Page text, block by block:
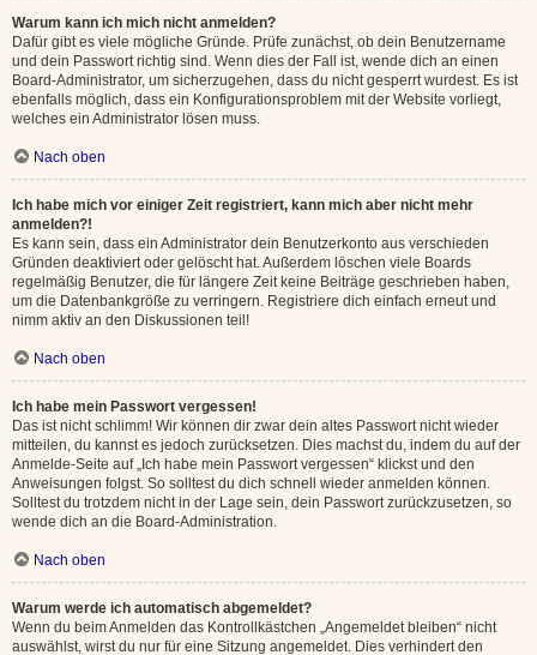
Warum kann ich mich nicht anmelden?
Dafür gibt es viele mögliche Gründe. Prüfe zunächst, ob dein Benutzername
und dein Passwort richtig sind. Wenn dies der Fall ist, wende dich an einen
Board-Administrator, um sicherzugehen, dass du nicht gesperrt wurdest. Es ist
ebenfalls möglich, dass ein Konfigurationsproblem mit der Website vorliegt,
welches ein Administrator lösen muss.
Nach oben
Ich habe mich vor einiger Zeit registriert, kann mich aber nicht mehr
anmelden?!
Es kann sein, dass ein Administrator dein Benutzerkonto aus verschieden
Gründen deaktiviert oder gelöscht hat. Außerdem löschen viele Boards
regelmäßig Benutzer, die für längere Zeit keine Beiträge geschrieben haben,
um die Datenbankgröße zu verringern. Registriere dich einfach erneut und
nimm aktiv an den Diskussionen teil!
Nach oben
Ich habe mein Passwort vergessen!
Das ist nicht schlimm! Wir können dir zwar dein altes Passwort nicht wieder
mitteilen, du kannst es jedoch zurücksetzen. Dies machst du, indem du auf der
Anmelde-Seite auf „Ich habe mein Passwort vergessen“ klickst und den
Anweisungen folgst. So solltest du dich schnell wieder anmelden können.
Solltest du trotzdem nicht in der Lage sein, dein Passwort zurückzusetzen, so
wende dich an die Board-Administration.
Nach oben
Warum werde ich automatisch abgemeldet?
Wenn du beim Anmelden das Kontrollkästchen „Angemeldet bleiben“ nicht
auswählst, wirst du nur für eine Sitzung angemeldet. Dies verhindert den